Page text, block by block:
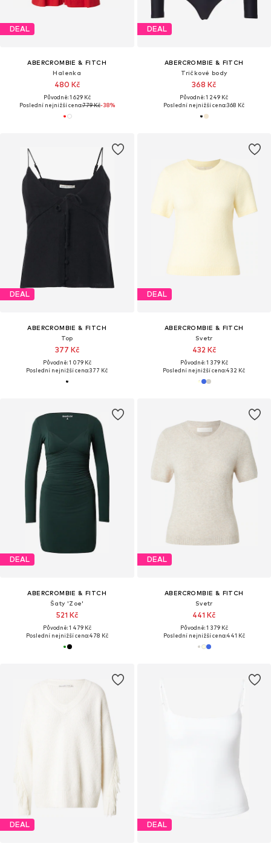
DEAL
ABERCROMBIE & FITCH
Halenka
480 Kč
Původně: 1 629 Kč
Poslední nejnižší cena:779 Kč-38%
DEAL
ABERCROMBIE & FITCH
Tričkové body
368 Kč
Původně: 1 249 Kč
Poslední nejnižší cena:368 Kč
DEAL
ABERCROMBIE & FITCH
Top
377 Kč
Původně: 1 079 Kč
Poslední nejnižší cena:377 Kč
DEAL
ABERCROMBIE & FITCH
Svetr
432 Kč
Původně: 1 379 Kč
Poslední nejnižší cena:432 Kč
DEAL
ABERCROMBIE & FITCH
Šaty 'Zoe'
521 Kč
Původně: 1 479 Kč
Poslední nejnižší cena:478 Kč
DEAL
ABERCROMBIE & FITCH
Svetr
441 Kč
Původně: 1 379 Kč
Poslední nejnižší cena:441 Kč
DEAL DEAL